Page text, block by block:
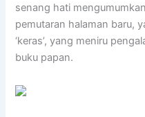
senang hati
pemutaran halaman baru,
‘keras’, yang meniru
buku papan.